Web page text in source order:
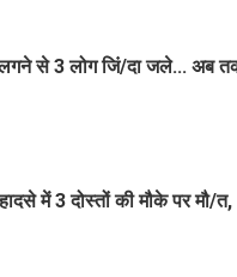
से 3 लोग जिं/दा जले... अब
में 3 दोस्तों की मौके पर